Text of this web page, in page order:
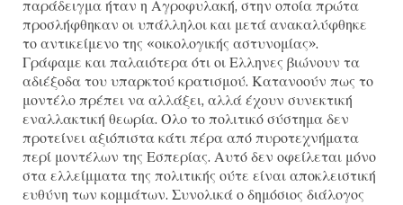
παράδειγμα ήταν η Αγροφυλακή, στην οποία πρώτα
προσλήφθηκαν οι υπάλληλοι και μετά ανακαλύφθηκε
το αντικείμενο της «οικολογικής αστυνομίας».
Γράφαμε και παλαιότερα ότι οι Ελληνες βιώνουν τα
αδιέξοδα του υπαρκτού κρατισμού. Κατανοούν πως το
μοντέλο πρέπει να αλλάξει, αλλά έχουν συνεκτική
εναλλακτική θεωρία. Ολο το πολιτικό σύστημα δεν
προτείνει αξιόπιστα κάτι πέρα από πυροτεχνήματα
περί μοντέλων της Εσπερίας. Αυτό δεν οφείλεται μόνο
στα ελλείμματα της πολιτικής ούτε είναι αποκλειστική
ευθύνη των κομμάτων. Συνολικά ο δημόσιος διάλογος